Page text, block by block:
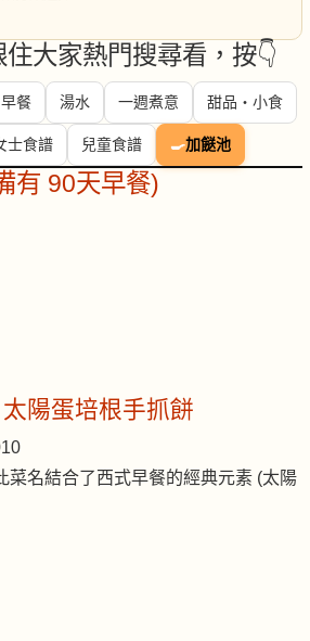
大家熱門搜尋看，按👇
早餐 湯水 一週煮意 甜品・小食
士食譜 兒童食譜 🍳加餸池
有 90天早餐)
陽蛋培根手抓餅
菜名結合了西式早餐的經典元素 (太陽